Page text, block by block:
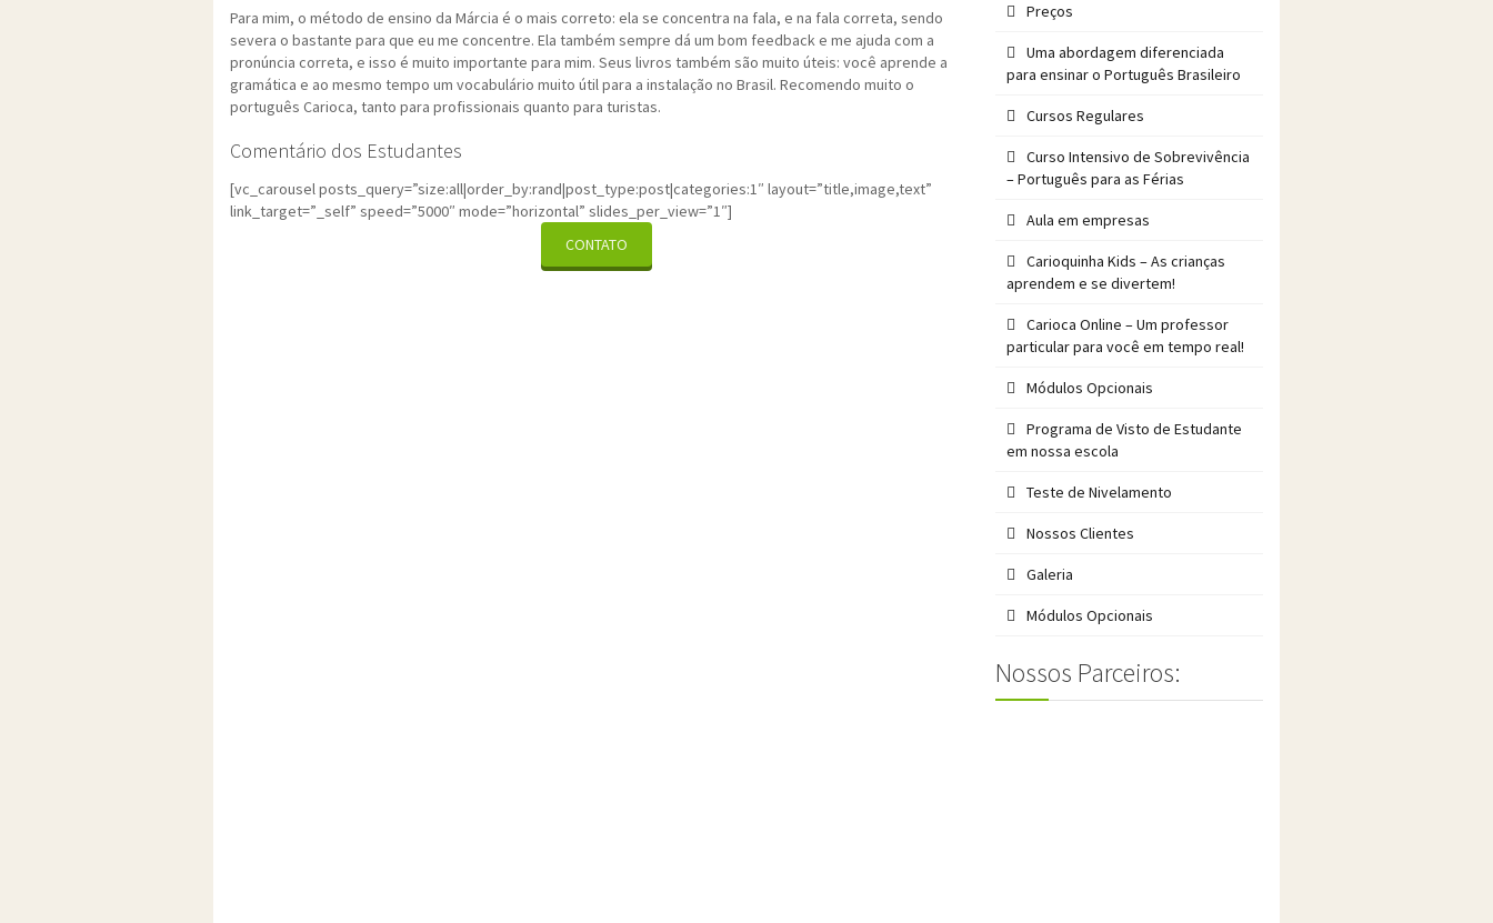
Para mim, o método de ensino da Márcia é o mais correto: ela se concentra na fala, e na fala correta, sendo
severa o bastante para que eu me concentre. Ela também sempre dá um bom feedback e me ajuda com a
pronúncia correta, e isso é muito importante para mim. Seus livros também são muito úteis: você aprende a
gramática e ao mesmo tempo um vocabulário muito útil para a instalação no Brasil. Recomendo muito o
português Carioca, tanto para profissionais quanto para turistas.
Comentário dos Estudantes
[vc_carousel posts_query=”size:all|order_by:rand|post_type:post|categories:1″ layout=”title,image,text”
link_target=”_self” speed=”5000″ mode=”horizontal” slides_per_view=”1″]
CONTATO
Preços
Uma abordagem diferenciada
para ensinar o Português Brasileiro
Cursos Regulares
Curso Intensivo de Sobrevivência
– Português para as Férias
Aula em empresas
Carioquinha Kids – As crianças
aprendem e se divertem!
Carioca Online – Um professor
particular para você em tempo real!
Módulos Opcionais
Programa de Visto de Estudante
em nossa escola
Teste de Nivelamento
Nossos Clientes
Galeria
Módulos Opcionais
Nossos Parceiros: